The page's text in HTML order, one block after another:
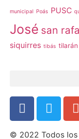
municipal Poás PUSC
José san
siquirres tibás tilarán
© 2022 Todos los